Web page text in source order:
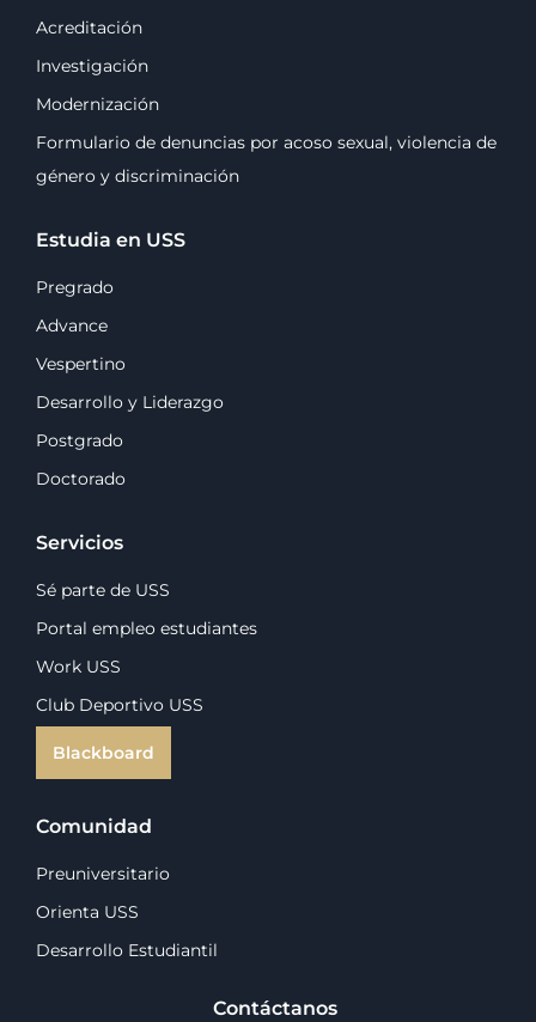
Acreditación
Investigación
Modernización
Formulario de denuncias por acoso sexual, violencia de
género y discriminación
Estudia en USS
Pregrado
Advance
Vespertino
Desarrollo y Liderazgo
Postgrado
Doctorado
Servicios
Sé parte de USS
Portal empleo estudiantes
Work USS
Club Deportivo USS
Blackboard
Comunidad
Preuniversitario
Orienta USS
Desarrollo Estudiantil
Contáctanos